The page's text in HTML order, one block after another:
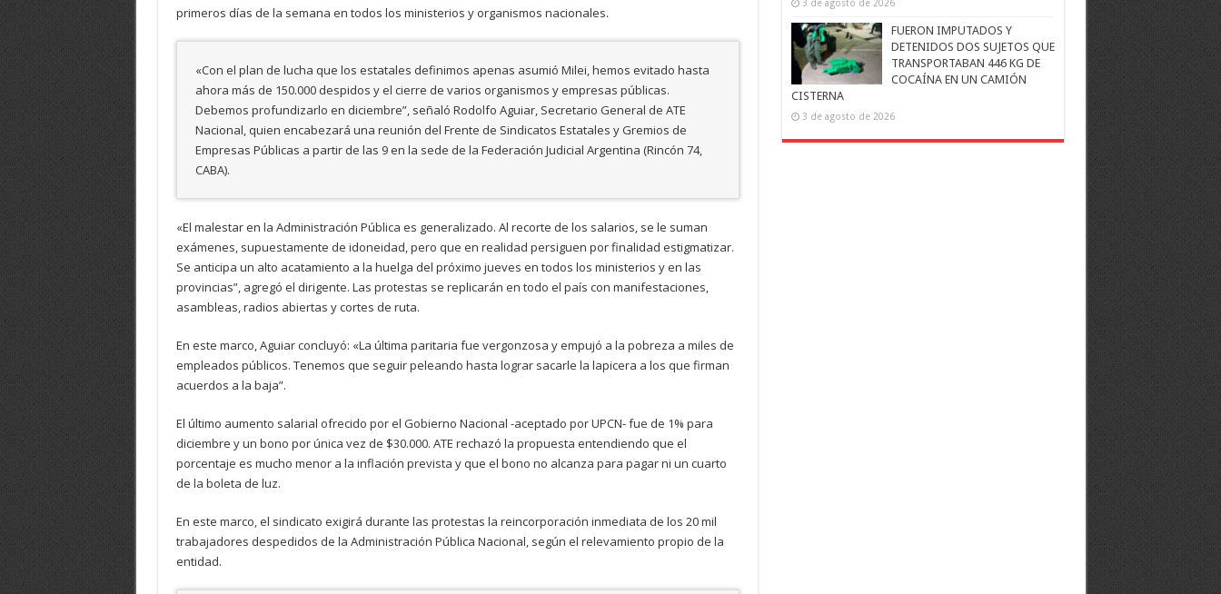
primeros días de la semana en todos los ministerios y organismos nacionales.
«Con el plan de lucha que los estatales definimos apenas asumió Milei, hemos evitado hasta
ahora más de 150.000 despidos y el cierre de varios organismos y empresas públicas.
Debemos profundizarlo en diciembre”, señaló Rodolfo Aguiar, Secretario General de ATE
Nacional, quien encabezará una reunión del Frente de Sindicatos Estatales y Gremios de
Empresas Públicas a partir de las 9 en la sede de la Federación Judicial Argentina (Rincón 74,
CABA).
«El malestar en la Administración Pública es generalizado. Al recorte de los salarios, se le suman
exámenes, supuestamente de idoneidad, pero que en realidad persiguen por finalidad estigmatizar.
Se anticipa un alto acatamiento a la huelga del próximo jueves en todos los ministerios y en las
provincias”, agregó el dirigente. Las protestas se replicarán en todo el país con manifestaciones,
asambleas, radios abiertas y cortes de ruta.
En este marco, Aguiar concluyó: «La última paritaria fue vergonzosa y empujó a la pobreza a miles de
empleados públicos. Tenemos que seguir peleando hasta lograr sacarle la lapicera a los que firman
acuerdos a la baja”.
El último aumento salarial ofrecido por el Gobierno Nacional -aceptado por UPCN- fue de 1% para
diciembre y un bono por única vez de $30.000. ATE rechazó la propuesta entendiendo que el
porcentaje es mucho menor a la inflación prevista y que el bono no alcanza para pagar ni un cuarto
de la boleta de luz.
En este marco, el sindicato exigirá durante las protestas la reincorporación inmediata de los 20 mil
trabajadores despedidos de la Administración Pública Nacional, según el relevamiento propio de la
entidad.
3 de agosto de 2026
FUERON IMPUTADOS Y
DETENIDOS DOS SUJETOS QUE
TRANSPORTABAN 446 KG DE
COCAÍNA EN UN CAMIÓN
CISTERNA
3 de agosto de 2026